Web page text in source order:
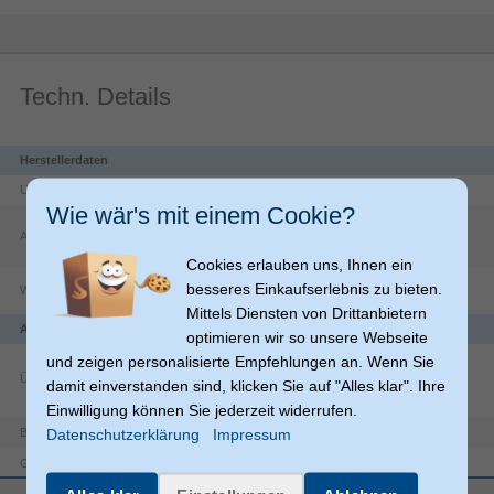
Techn. Details
Herstellerdaten
Unternehmen
Adresse
Siemensstrasse 64
Website
https://www.accobrands.com/our-
company/worldwide-locations/
Anschlüsse und Schnittstellen
Übertragungstechnik
Bluetooth-Version 5.0
Geräteschnittstelle
Wie wär's mit einem Cookie?
Cookies erlauben uns, Ihnen ein
besseres Einkaufserlebnis zu bieten.
Mittels Diensten von Drittanbietern
optimieren wir so unsere Webseite
und zeigen personalisierte Empfehlungen an. Wenn Sie
damit einverstanden sind, klicken Sie auf "Alles klar". Ihre
Einwilligung können Sie jederzeit widerrufen.
Datenschutzerklärung
Impressum